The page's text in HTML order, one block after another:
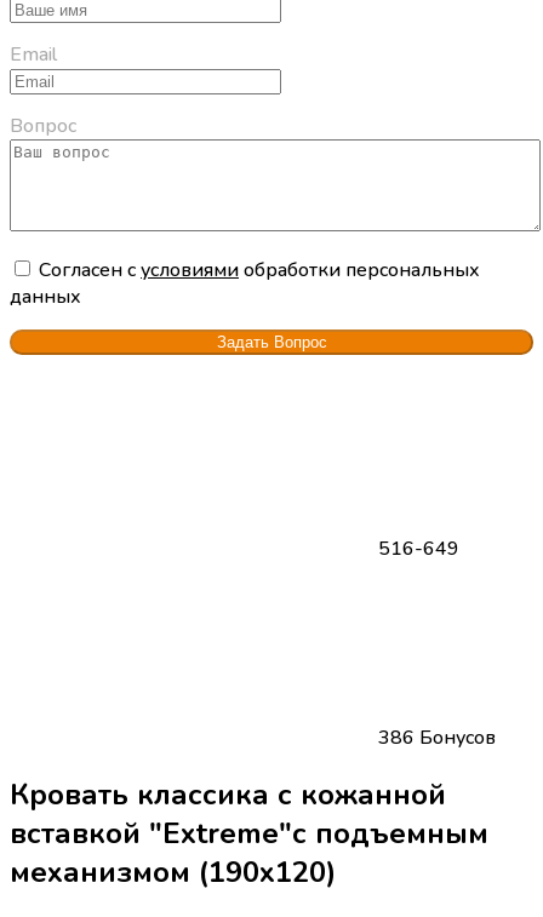
Email
Вопрос
Cогласен сусловиямиобработки персональных
данных
516-649
386 Бонусов
Кровать классика с кожанной
вставкой "Extreme"с подъемным
механизмом (190х120)